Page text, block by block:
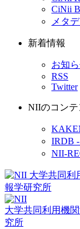
CiNii
メタ
新着情報
お知
RSS
Twitter
NIIのコンテ
IRDB
NII-
大学共同利用機
究所